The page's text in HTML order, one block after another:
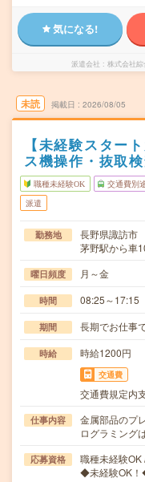
気になる!
派遣会社 株式会社
未読 掲載日 2026/08/05
【未経験スター
ス機操作・抜取
職種未経験OK 交通費別
派遣
勤務地
長野県諏訪市
茅野駅から車
曜日頻度 月～金
時間 08:25～17:15
期間 長期でお仕事
時給 時給1200円
交通費
交通費規定内
仕事内容
金属部品のプ
ログラミング
応募資格
職種未経験OK
◆未経験OK！